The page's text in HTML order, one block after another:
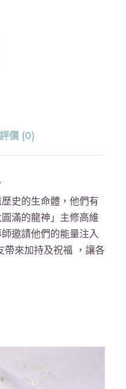
評價 (0)
史的生命體，他們有
滿的龍神」主修高維
邀請他們的能量注入
帶來加持及祝福 ，讓各